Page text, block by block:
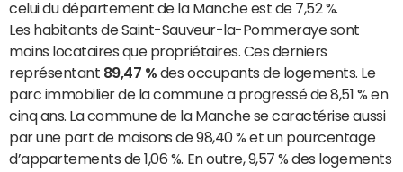
celui du département de la Manche est de 7,52 %.
Les habitants de Saint-Sauveur-la-Pommeraye sont
moins locataires que propriétaires. Ces derniers
représentant 89,47 % des occupants de logements. Le
parc immobilier de la commune a progressé de 8,51 % en
cinq ans. La commune de la Manche se caractérise aussi
par une part de maisons de 98,40 % et un pourcentage
d’appartements de 1,06 %. En outre, 9,57 % des logements